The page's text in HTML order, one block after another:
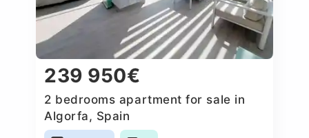
239 950€
2 bedrooms apartment for sale in
Algorfa, Spain